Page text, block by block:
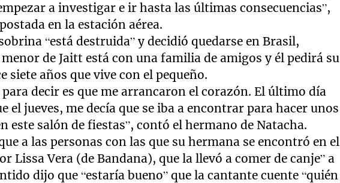
a investigar e ir hasta las últimas consecuencias”,
en la estación aérea.
“está destruida” y decidió quedarse en Brasil,
de Jaitt está con una familia de amigos y él pedirá su
siete años que vive con el pequeño.
decir es que me arrancaron el corazón. El último día
el jueves, me decía que se iba a encontrar para hacer unos
este salón de fiestas”, contó el hermano de Natacha.
a las personas con las que su hermana se encontró en el
Lissa Vera (de Bandana), que la llevó a comer de canje” a
dijo que “estaría bueno” que la cantante cuente “quién